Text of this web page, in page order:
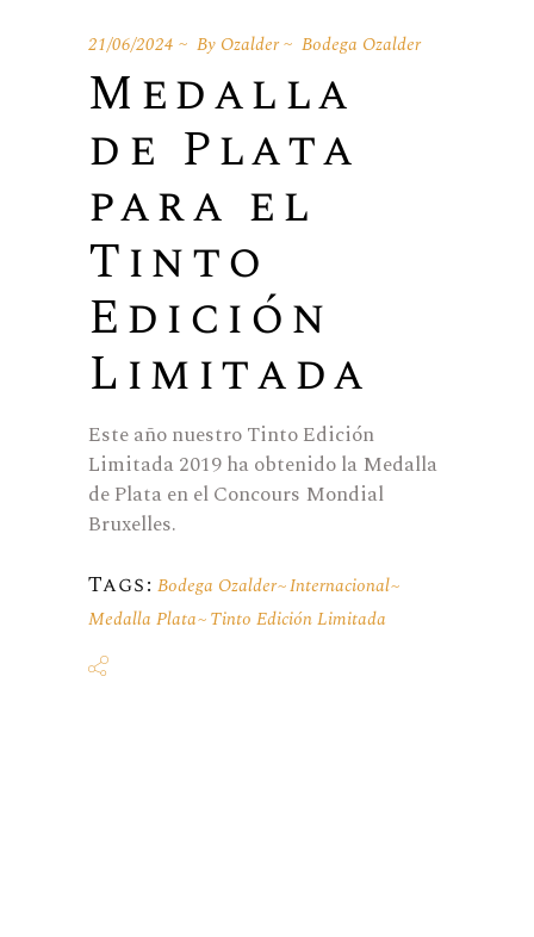
21/06/2024 By Ozalder Bodega Ozalder
Medalla
de Plata
para el
Tinto
Edición
Limitada
Este año nuestro Tinto Edición
Limitada 2019 ha obtenido la Medalla
de Plata en el Concours Mondial
Bruxelles.
Tags: Bodega Ozalder Internacional
Medalla Plata Tinto Edición Limitada